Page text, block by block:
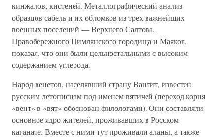
кинжалов, кистеней. Металлографический анализ
образцов сабель и их обломков из трех важнейших
военных поселений — Верхнего Салтова,
Правобережного Цимлянского городища и Маяков,
показал, что они были цельностальными с высоким
содержанием углерода.
Народ венетов, населявший страну Вантит, известен
русским летописцам под именем вятичей (переход корня
«вент» в «вят» обоснован филологами). Они составляли
основное ядро жителей, проживавших в Росском
каганате. Вместе с ними тут проживали аланы, а также